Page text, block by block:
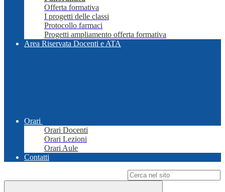
Offerta formativa
I progetti delle classi
Protocollo farmaci
Progetti ampliamento offerta formativa
Area Riservata Docenti e ATA
Orari
Orari Docenti
Orari Lezioni
Orari Aule
Contatti